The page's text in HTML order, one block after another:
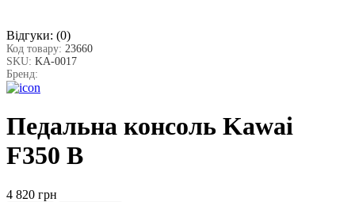
Відгуки: (0)
Код товару: 23660
SKU: KA-0017
Бренд:
Педальна консоль Kawai
F350 B
4 820 грн